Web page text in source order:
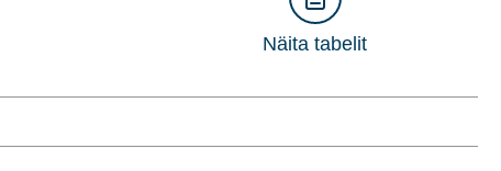
Näita tabelit